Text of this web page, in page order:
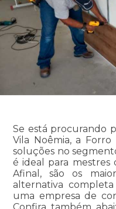
Se está procurando
Vila Noêmia, a
soluções no
é ideal para mestres
Afinal, são os
alternativa
uma empresa de
Confira também